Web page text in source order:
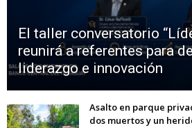
El taller conversatorio
reunirá a referentes para
liderazgo e innovación
Asalto en parque
dos muertos y un